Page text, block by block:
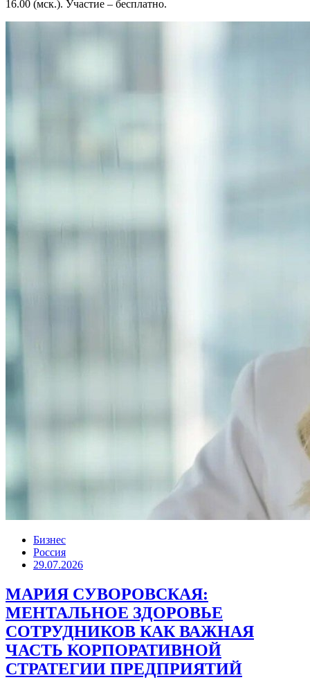
16.00 (мск.). Участие – бесплатно.
Бизнес
Россия
29.07.2026
МАРИЯ СУВОРОВСКАЯ:
МЕНТАЛЬНОЕ ЗДОРОВЬЕ
СОТРУДНИКОВ КАК ВАЖНАЯ
ЧАСТЬ КОРПОРАТИВНОЙ
СТРАТЕГИИ ПРЕДПРИЯТИЙ